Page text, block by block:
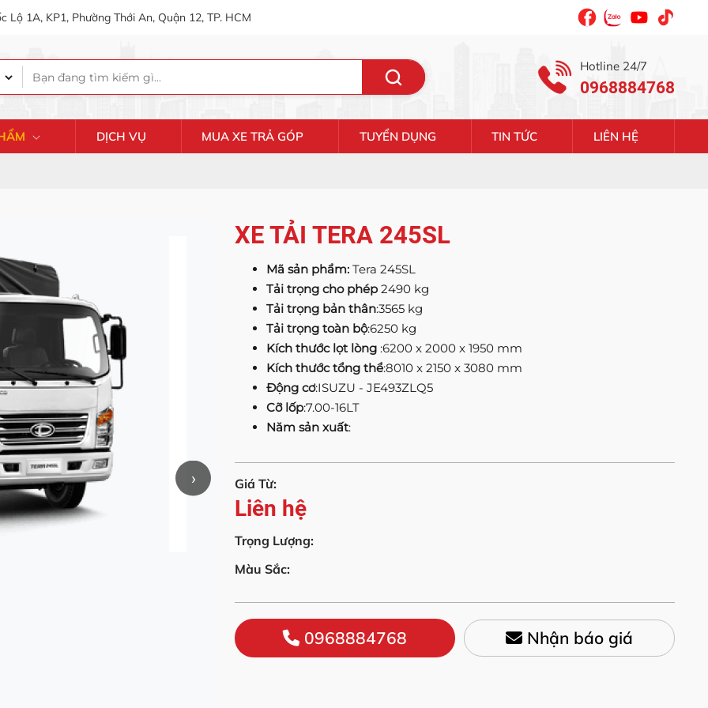
Lộ 1A, KP1, Phường Thới An, Quận 12, TP. HCM
Hotline 24/7
0968884768
DỊCH VỤ MUA XE TRẢ GÓP TUYỂN DỤNG TIN TỨC LIÊN HỆ
›
XE TẢI TERA 245SL
Mã sản phẩm: Tera 245SL
Tải trọng cho phép 2490 kg
Tải trọng bản thân:3565 kg
Tải trọng toàn bộ:6250 kg
Kích thước lọt lòng :6200 x 2000 x 1950 mm
Kích thước tổng thể:8010 x 2150 x 3080 mm
Động cơ:ISUZU - JE493ZLQ5
Cỡ lốp:7.00-16LT
Năm sản xuất:
Giá Từ:
Liên hệ
Trọng Lượng:
Màu Sắc:
0968884768 Nhận báo giá